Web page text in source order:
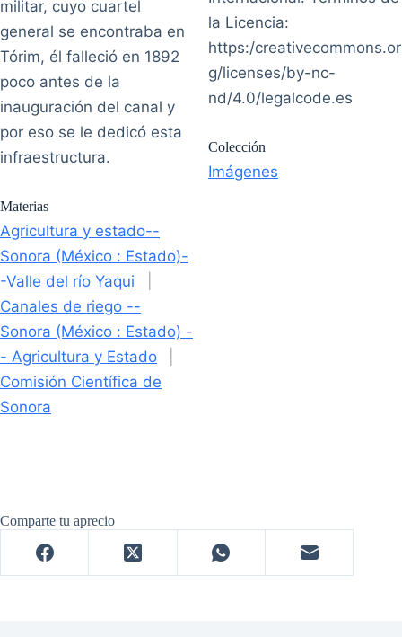
militar, cuyo cuartel
general se encontraba en
Tórim, él falleció en 1892
poco antes de la
inauguración del canal y
por eso se le dedicó esta
infraestructura.
Materias
Agricultura y estado--
Sonora (México : Estado)-
-Valle del río Yaqui
Canales de riego --
Sonora (México : Estado) -
- Agricultura y Estado
Comisión Científica de
Sonora
la Licencia:
https:/creativecommons.or
g/licenses/by-nc-
nd/4.0/legalcode.es
Colección
Imágenes
Comparte tu aprecio